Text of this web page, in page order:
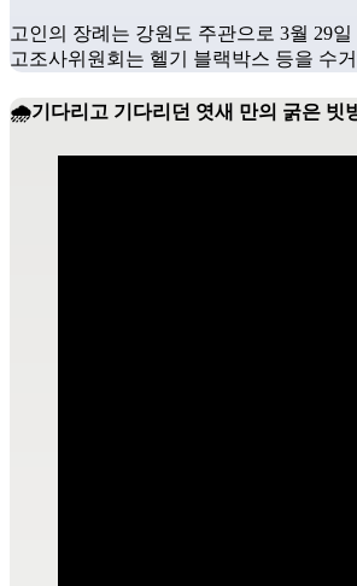
고인의 장례는 강원도 주관으로 3월 29
고조사위원회는 헬기 블랙박스 등을 수
🌧️기다리고 기다리던 엿새 만의 굵은 빗